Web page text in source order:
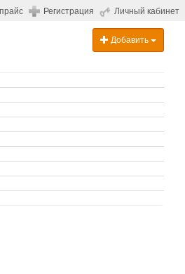
Регистрация Личный кабинет
Добавить